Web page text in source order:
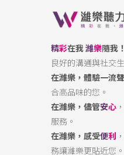
精彩在我 濰樂隨我！
良好的溝通與社交
在濰樂，體驗一流
合高品味的您。
在濰樂，儘管安心
服務。
在濰樂，感受便利
務讓濰樂更貼近您。